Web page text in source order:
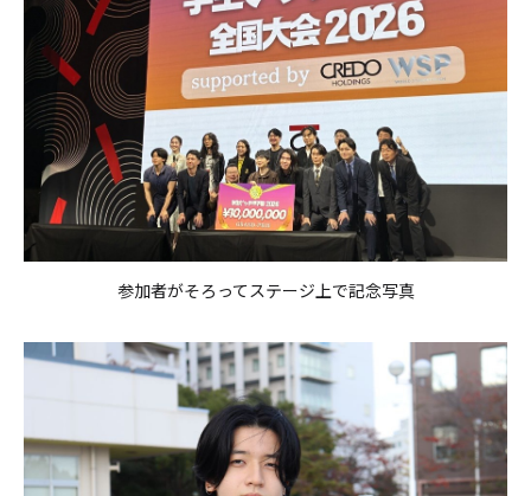
参加者がそろってステージ上で記念写真